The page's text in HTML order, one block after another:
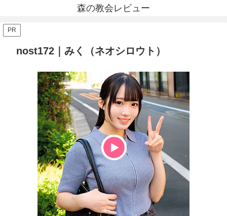
森の教会レビュー
PR
nost172｜みく（ネオシロウト）